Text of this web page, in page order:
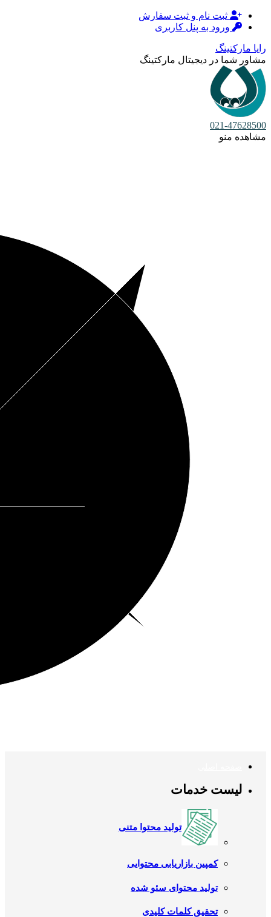
ثبت نام و ثبت سفارش
ورود به پنل کاربری
رایا مارکتینگ
مشاور شما در دیجیتال مارکتینگ
021-47628500
مشاهده منو
لیست خدمات
تولید محتوا متنی
کمپین بازاریابی محتوایی
تولید محتوای سئو شده
تحقیق کلمات کلیدی